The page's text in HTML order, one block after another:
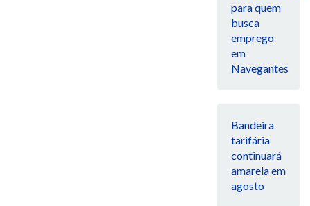
para quem
busca
emprego
em
Navegantes
Bandeira
tarifária
continuará
amarela em
agosto